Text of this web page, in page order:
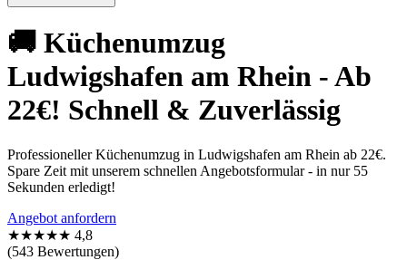
🚚 Küchenumzug
Ludwigshafen am Rhein - Ab
22€! Schnell & Zuverlässig
Professioneller Küchenumzug in Ludwigshafen am Rhein ab 22€.
Spare Zeit mit unserem schnellen Angebotsformular - in nur 55
Sekunden erledigt!
Angebot anfordern
★★★★★ 4,8
(543 Bewertungen)